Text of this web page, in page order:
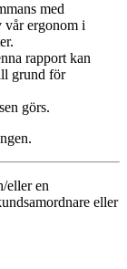
med
vår ergonom i
rapport kan
grund för
görs.
eller en
eller